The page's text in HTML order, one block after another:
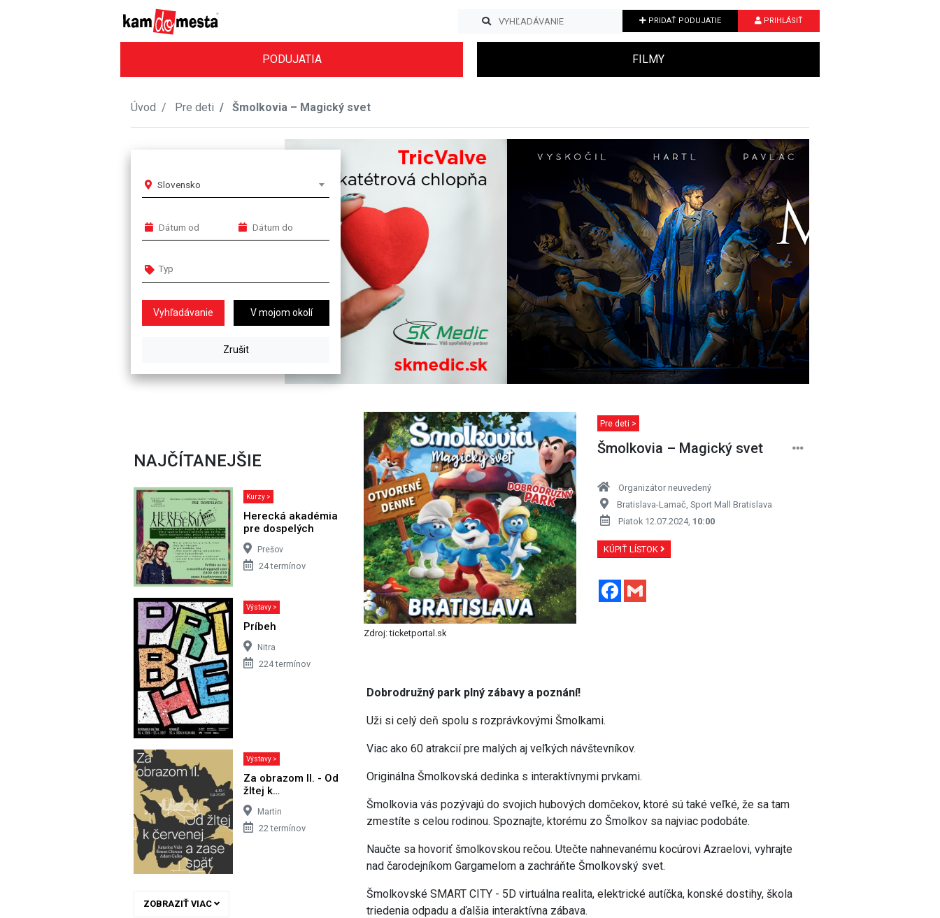
PRIDAŤ PODUJATIE PRIHLÁSIŤ
PODUJATIA FILMY
Úvod Pre deti Šmolkovia – Magický svet
Slovensko
V mojom okolí
Previous Next
NAJČÍTANEJŠIE
Kurzy >
Herecká akadémia
pre dospelých
Prešov
24 termínov
Výstavy >
Príbeh
Nitra
224 termínov
Výstavy >
Za obrazom II. - Od
žltej k…
Martin
22 termínov
ZOBRAZIŤ VIAC
Zdroj: ticketportal.sk
Pre deti >
Šmolkovia – Magický svet
Organizátor neuvedený
Bratislava-Lamač, Sport Mall Bratislava
Piatok 12.07.2024, 10:00
KÚPIŤ LÍSTOK
Facebook
Dobrodružný park plný zábavy a poznání!
Uži si celý deň spolu s rozprávkovými Šmolkami.
Viac ako 60 atrakcií pre malých aj veľkých návštevníkov.
Originálna Šmolkovská dedinka s interaktívnymi prvkami.
Šmolkovia vás pozývajú do svojich hubových domčekov, ktoré sú také veľké, že sa tam
zmestíte s celou rodinou. Spoznajte, ktorému zo Šmolkov sa najviac podobáte.
Naučte sa hovoriť šmolkovskou rečou. Utečte nahnevanému kocúrovi Azraelovi, vyhrajte
nad čarodejníkom Gargamelom a zachráňte Šmolkovský svet.
Šmolkovské SMART CITY - 5D virtuálna realita, elektrické autíčka, konské dostihy, škola
triedenia odpadu a ďalšia interaktívna zábava.